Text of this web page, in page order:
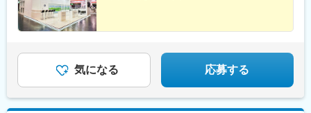
気になる 応募する